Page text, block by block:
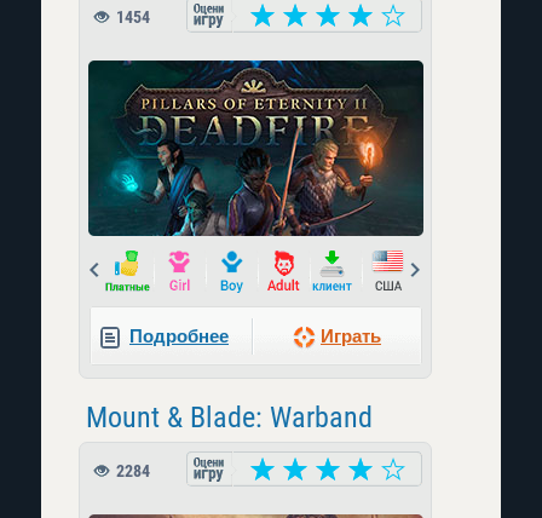
1454
Prev
Подробнее Играть
Mount & Blade: Warband
2284